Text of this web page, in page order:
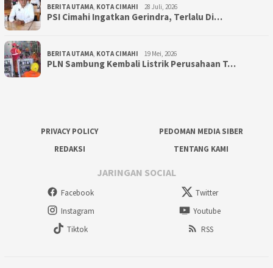
BERITA UTAMA, KOTA CIMAHI 28 Juli, 2026
PSI Cimahi Ingatkan Gerindra, Terlalu Di…
BERITA UTAMA, KOTA CIMAHI 19 Mei, 2026
PLN Sambung Kembali Listrik Perusahaan T…
PRIVACY POLICY
PEDOMAN MEDIA SIBER
REDAKSI
TENTANG KAMI
JARINGAN SOCIAL
Facebook
Twitter
Instagram
Youtube
Tiktok
RSS